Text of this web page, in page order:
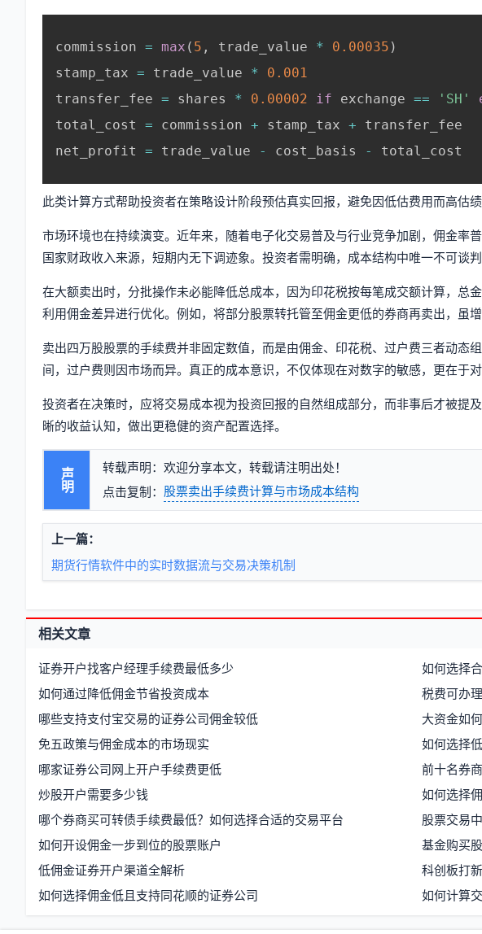
commission = max ( 5 , trade_value * 0.00035 )
stamp_tax = trade_value *
0.001
transfer_fee = shares * 0.00002 if exchange == 'SH'
total_cost = commission + stamp_tax + transfer_fee
net_profit = trade_value - cost_basis - total_cost
此类计算方式帮助投资者在策略设计阶段预估真实回报，避免因低估费用而高估绩
市场环境也在持续演变。近年来，随着电子化交易普及与行业竞争加剧，佣金率
国家财政收入来源，短期内无下调迹象。投资者需明确，成本结构中唯一不可谈判
在大额卖出时，分批操作未必能降低总成本，因为印花税按每笔成交额计算，总
利用佣金差异进行优化。例如，将部分股票转托管至佣金更低的券商再卖出，虽
卖出四万股股票的手续费并非固定数值，而是由佣金、印花税、过户费三者动态
间，过户费则因市场而异。真正的成本意识，不仅体现在对数字的敏感，更在于
投资者在决策时，应将交易成本视为投资回报的自然组成部分，而非事后才被提
晰的收益认知，做出更稳健的资产配置选择。
声明
转载声明：欢迎分享本文，转载请注明出处！
点击复制： 股票卖出手续费计算与市场成本结构
上一篇：
期货行情软件中的实时数据流与交易决策机制
相关文章
证券开户找客户经理手续费最低多少
如何选择
如何通过降低佣金节省投资成本
税费可办
哪些支持支付宝交易的证券公司佣金较低
大资金如
免五政策与佣金成本的市场现实
如何选择
哪家证券公司网上开户手续费更低
前十名券
炒股开户需要多少钱
如何选择
哪个券商买可转债手续费最低？如何选择合适的交易平台
股票交易
如何开设佣金一步到位的股票账户
基金购买
低佣金证券开户渠道全解析
科创板打
如何选择佣金低且支持同花顺的证券公司
如何计算